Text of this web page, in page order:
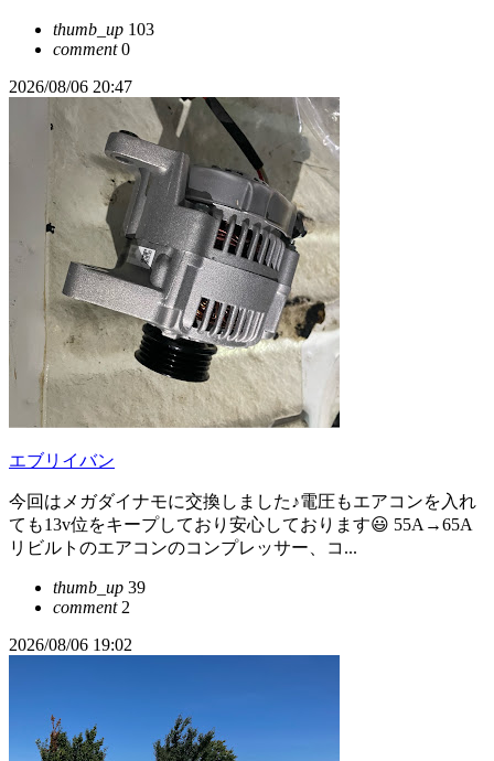
thumb_up 103
comment0
2026/08/06 20:47
エブリイバン
今回はメガダイナモに交換しました♪電圧もエアコンを入れ
ても13v位をキープしており安心しております😃 55A→65A
リビルトのエアコンのコンプレッサー、コ...
thumb_up 39
comment2
2026/08/06 19:02